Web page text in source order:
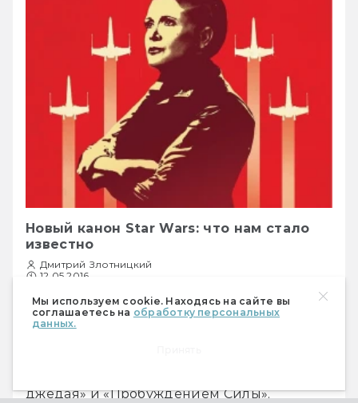
Мы используем cookie. Находясь на сайте вы
соглашаетесь на обработку персональных
данных.
Новый канон Star Wars: что нам стало
известно
Дмитрий Злотницкий
12.05.2016
Из романа Star Wars: Bloodline мы наконец
джедая» и «Пробуждением Силы».